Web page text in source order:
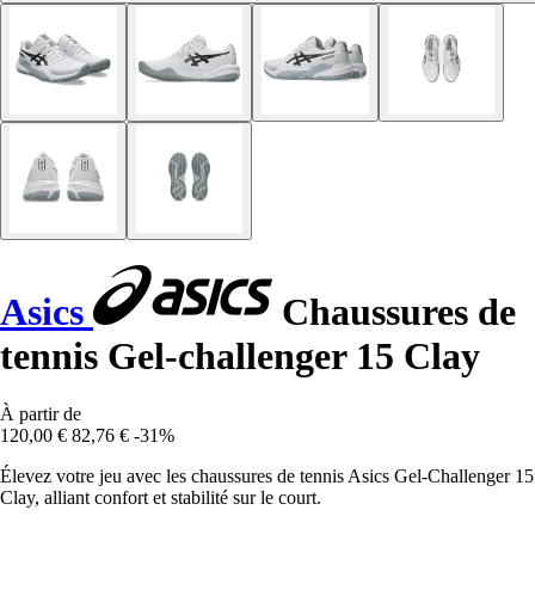
Asics
Chaussures de
tennis Gel-challenger 15 Clay
À partir de
120,00 € 82,76 € -31%
Élevez votre jeu avec les chaussures de tennis Asics Gel-Challenger 15
Clay, alliant confort et stabilité sur le court.